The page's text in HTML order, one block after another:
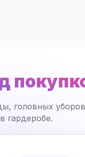
головных
гардеробе.